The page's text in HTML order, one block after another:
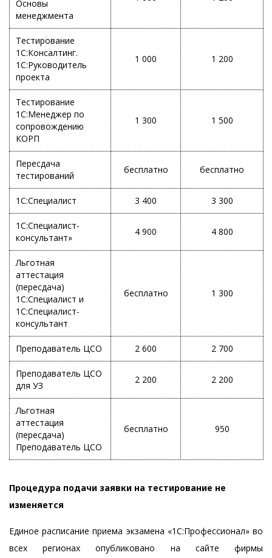
Основы
менеджмента
Тестирование
1С:Консалтинг.
1С:Руководитель
проекта
1 000 1 200
Тестирование
1С:Менеджер по
сопровождению
КОРП
1 300 1 500
Пересдача
тестирований
бесплатно бесплатно
1С:Специалист 3 400 3 300
1С:Специалист-
консультант»
4 900 4 800
Льготная
аттестация
(пересдача)
1С:Специалист и
1С:Специалист-
консультант
бесплатно 1 300
Преподаватель ЦСО 2 600 2 700
Преподаватель ЦСО
для УЗ
2 200 2 200
Льготная
аттестация
(пересдача)
Преподаватель ЦСО
бесплатно 950
Процедура подачи заявки на тестирование не
изменяется
Единое расписание приема экзамена «1С:Профессионал» во
всех регионах опубликовано на сайте фирмы